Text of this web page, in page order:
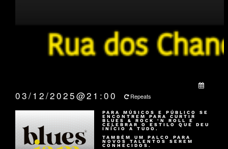
03/12/2025@21:00 Repeats
PARA MÚSICOS E PÚBLICO SE
ENCONTREM PARA CURTIR
BLUES & ROCK ‘N ROLL E
CELEBRAR O ESTILO QUE DEU
INÍCIO A TUDO.
TAMBÉM UM PALCO PARA
NOVOS TALENTOS SEREM
CONHECIDOS.